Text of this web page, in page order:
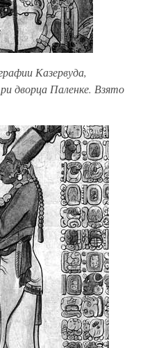
Казервуда,
дворца Паленке. Взято